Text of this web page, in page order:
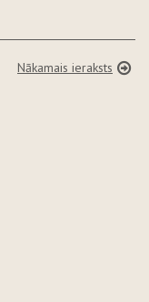
Nākamais ieraksts